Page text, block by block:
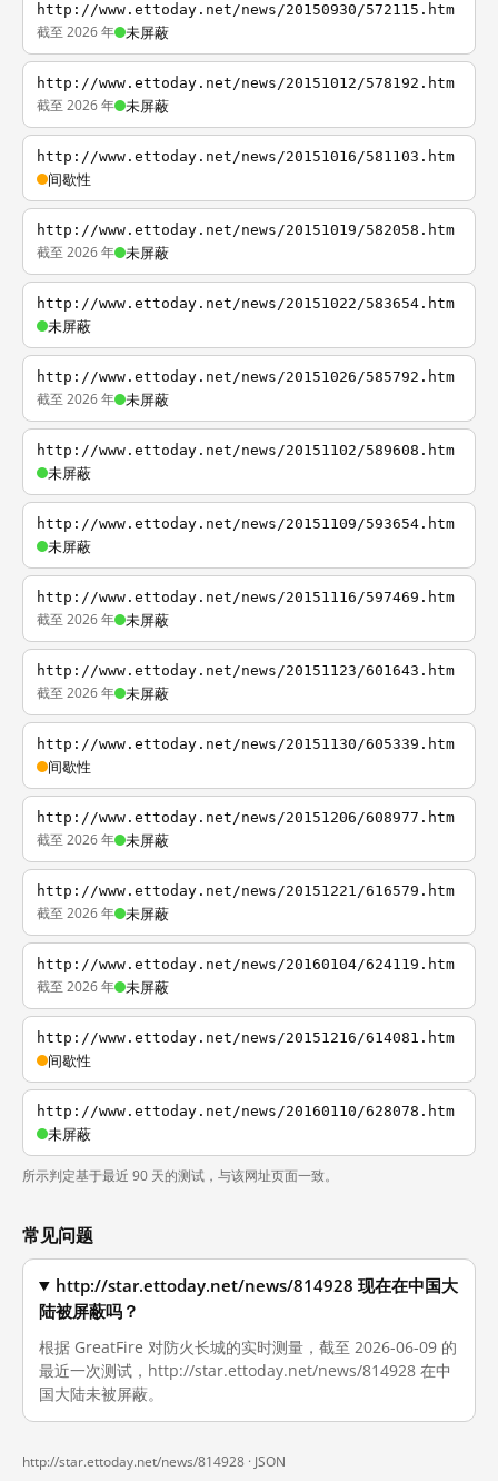
http://www.ettoday.net/news/20150930/572115.htm
截至 2026 年 未屏蔽
http://www.ettoday.net/news/20151012/578192.htm
截至 2026 年 未屏蔽
http://www.ettoday.net/news/20151016/581103.htm
间歇性
http://www.ettoday.net/news/20151019/582058.htm
截至 2026 年 未屏蔽
http://www.ettoday.net/news/20151022/583654.htm
未屏蔽
http://www.ettoday.net/news/20151026/585792.htm
截至 2026 年 未屏蔽
http://www.ettoday.net/news/20151102/589608.htm
未屏蔽
http://www.ettoday.net/news/20151109/593654.htm
未屏蔽
http://www.ettoday.net/news/20151116/597469.htm
截至 2026 年 未屏蔽
http://www.ettoday.net/news/20151123/601643.htm
截至 2026 年 未屏蔽
http://www.ettoday.net/news/20151130/605339.htm
间歇性
http://www.ettoday.net/news/20151206/608977.htm
截至 2026 年 未屏蔽
http://www.ettoday.net/news/20151221/616579.htm
截至 2026 年 未屏蔽
http://www.ettoday.net/news/20160104/624119.htm
截至 2026 年 未屏蔽
http://www.ettoday.net/news/20151216/614081.htm
间歇性
http://www.ettoday.net/news/20160110/628078.htm
未屏蔽
所示判定基于最近 90 天的测试，与该网址页面一致。
常见问题
http://star.ettoday.net/news/814928 现在在中国大
陆被屏蔽吗？
根据 GreatFire 对防火长城的实时测量，截至 2026-06-09 的
最近一次测试，http://star.ettoday.net/news/814928 在中
国大陆未被屏蔽。
http://star.ettoday.net/news/814928 · JSON